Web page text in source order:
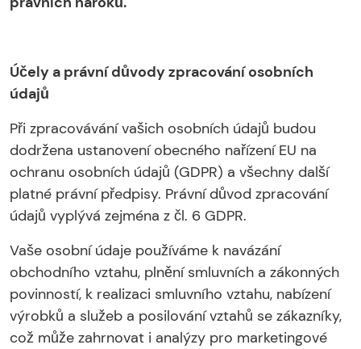
Účely a právní důvody zpracování osobních
údajů
Při zpracovávání vašich osobních údajů budou
dodržena ustanovení obecného nařízení EU na
ochranu osobních údajů (GDPR) a všechny další
platné právní předpisy. Právní důvod zpracování
údajů vyplývá zejména z čl. 6 GDPR.
Vaše osobní údaje používáme k navázání
obchodního vztahu, plnění smluvních a zákonných
povinností, k realizaci smluvního vztahu, nabízení
výrobků a služeb a posilování vztahů se zákazníky,
což může zahrnovat i analýzy pro marketingové